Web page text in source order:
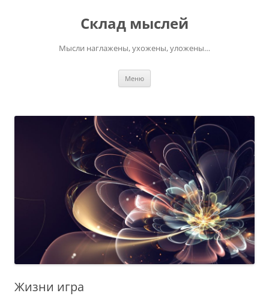
Склад мыслей
Мысли наглажены, ухожены, уложены…
Меню
Жизни игра